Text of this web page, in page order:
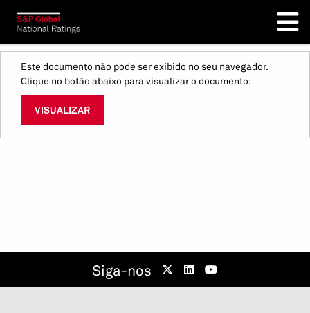
Este documento não pode ser exibido no seu navegador.
Clique no botão abaixo para visualizar o documento:
VISUALIZAR
Siga-nos